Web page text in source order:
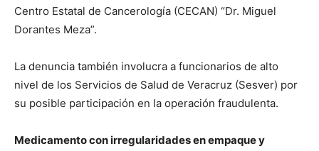
Centro Estatal de Cancerología (CECAN) “Dr. Miguel
Dorantes Meza”.
La denuncia también involucra a funcionarios de alto
nivel de los Servicios de Salud de Veracruz (Sesver) por
su posible participación en la operación fraudulenta.
Medicamento con irregularidades en empaque y